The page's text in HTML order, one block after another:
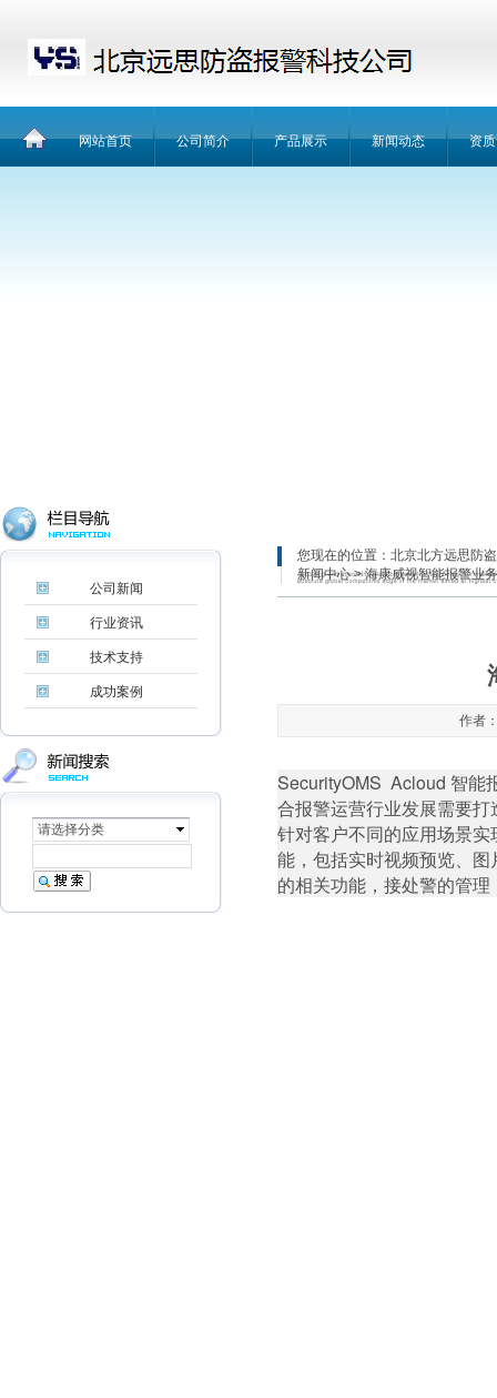
网站首页 公司简介 产品展示 新闻动态 资
公司新闻
行业资讯
技术支持
成功案例
请选择分类
您现在的位置： 北京北方远思防
新闻中心> 海康威视智能报警业
作者
SecurityOMS Acloud 智能
合报警运营行业发展需要
针对客户不同的应用场景
能，包括实时视频预览、
的相关功能，接处警的管